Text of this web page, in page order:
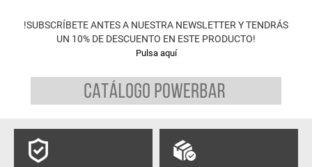
!SUBSCRÍBETE ANTES A NUESTRA NEWSLETTER Y TENDRÁS
UN 10% DE DESCUENTO EN ESTE PRODUCTO!
Pulsa aquí